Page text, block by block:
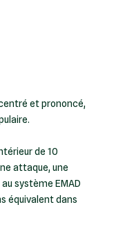
et prononcé,
de 10
attaque, une
système EMAD
équivalent dans